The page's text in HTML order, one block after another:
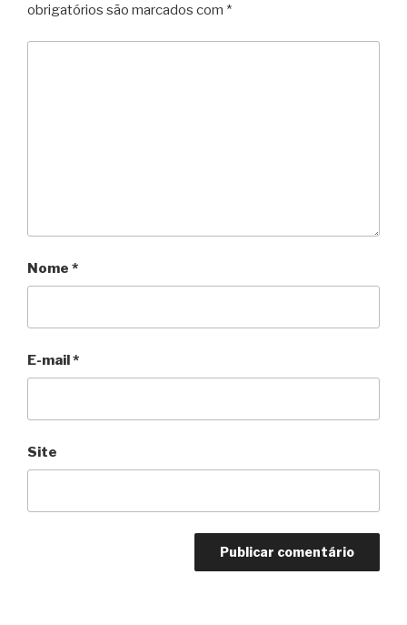
obrigatórios são marcados com *
Nome *
E-mail*
Site